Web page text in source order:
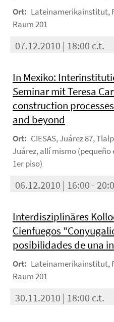
Ort: Lateinamerikainstitut,
Raum 201
07.12.2010 | 18:00 c.t.
In Mexiko:
Seminar mit Teresa
construction
and beyond
Ort: CIESAS, Juárez 87,
Juárez, allí mismo
1er piso)
06.12.2010 | 16:00 -
Interdisziplinäres
Cienfuegos
posibilidades de una
Ort: Lateinamerikainstitut,
Raum 201
30.11.2010 | 18:00 c.t.